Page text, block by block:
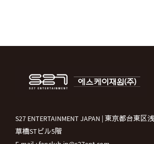
S27 ENTERTAINMENT JAPAN | 東京都台東区
草橋STビル5階